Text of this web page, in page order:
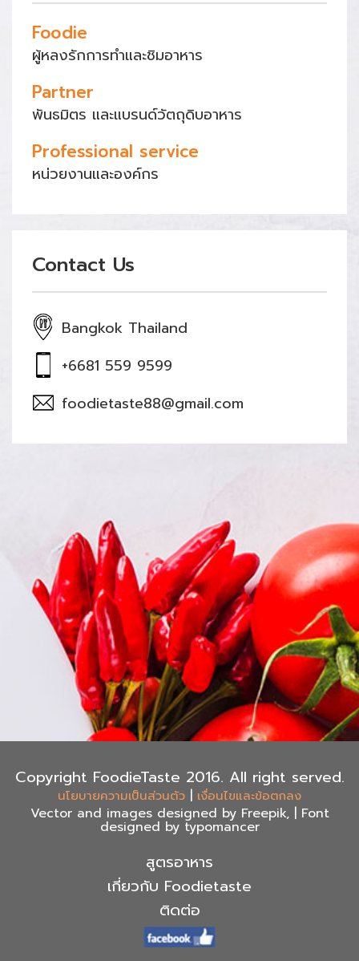
Foodie
ผู้หลงรักการทำและชิมอาหาร
Partner
พันธมิตร และแบรนด์วัตถุดิบอาหาร
Professional service
หน่วยงานและองค์กร
Contact Us
Bangkok Thailand
+6681 559 9599
foodietaste88@gmail.com
Copyright FoodieTaste 2016. All right served.
นโยบายความเป็นส่วนตัว | เงื่อนไขและข้อตกลง
Vector and images designed by Freepik, | Font
designed by typomancer
สูตรอาหาร
เกี่ยวกับ Foodietaste
ติดต่อ